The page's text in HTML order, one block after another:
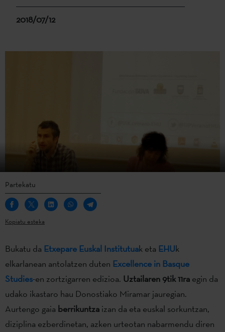
2018/07/12
Partekatu
Kopiatu esteka
Bukatu da Etxepare Euskal Institutuak eta EHUk
elkarlanean antolatzen duten Excellence in Basque
Studies-en zortzigarren edizioa. Uztailaren 9tik 11ra egin da
udako ikastaro hau Donostiako Miramar jauregian.
Aurtengo gaia berrikuntza izan da eta euskal sorkuntzan,
diziplina ezberdinetan, azken urteotan nabarmendu diren